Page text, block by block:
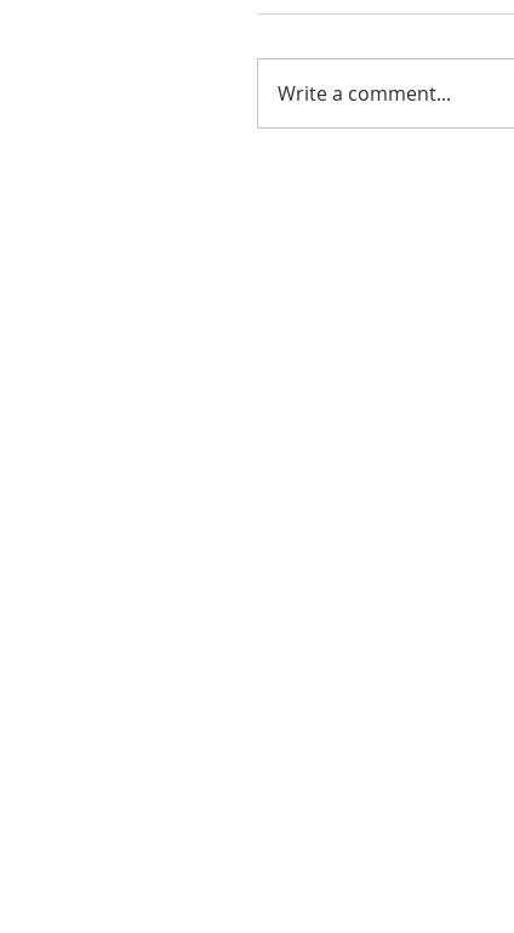
Write a comment...